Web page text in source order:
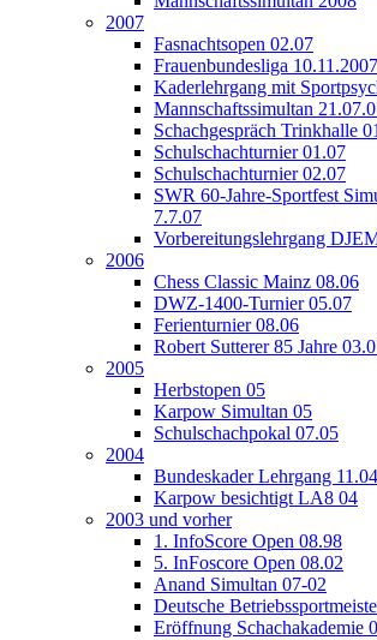
2007
Fasnachtsopen 02.07
Frauenbundesliga 10.11.2007
Kaderlehrgang mit
Mannschaftssimultan
Schachgespräch Trinkhalle
Schulschachturnier 01.07
Schulschachturnier 02.07
SWR 60-Jahre-Sportfest
7.7.07
Vorbereitungslehrgang
2006
Chess Classic Mainz 08.06
DWZ-1400-Turnier 05.07
Ferienturnier 08.06
Robert Sutterer 85 Jahre
2005
Herbstopen 05
Karpow Simultan 05
Schulschachpokal 07.05
2004
Bundeskader Lehrgang 11.04
Karpow besichtigt LA8 04
2003 und vorher
1. InfoScore Open 08.98
5. InFoscore Open 08.02
Anand Simultan 07-02
Deutsche
Eröffnung Schachakademie